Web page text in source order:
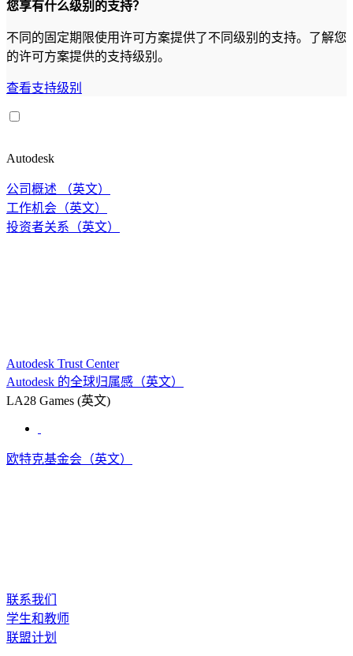
您享有什么级别的支持？
不同的固定期限使用许可方案提供了不同级别的支持。了解您
的许可方案提供的支持级别。
查看支持级别
Autodesk
公司概述 （英文）
工作机会（英文）
投资者关系（英文）
Autodesk Trust Center
Autodesk 的全球归属感（英文）
LA28 Games (英文)
欧特克基金会（英文）
联系我们
学生和教师
联盟计划